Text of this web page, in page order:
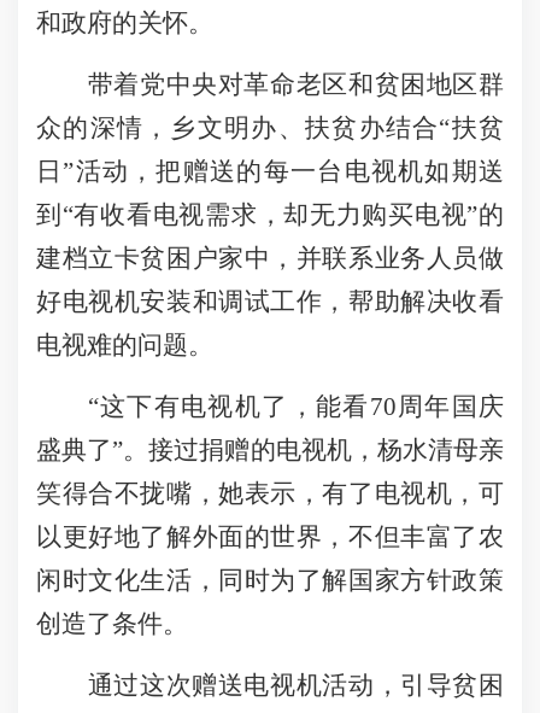
和政府的关怀。
带着党中央对革命老区和贫困地区群
众的深情，乡文明办、扶贫办结合“扶贫
日”活动，把赠送的每一台电视机如期送
到“有收看电视需求，却无力购买电视”的
建档立卡贫困户家中，并联系业务人员做
好电视机安装和调试工作，帮助解决收看
电视难的问题。
“这下有电视机了，能看70周年国庆
盛典了”。接过捐赠的电视机，杨水清母亲
笑得合不拢嘴，她表示，有了电视机，可
以更好地了解外面的世界，不但丰富了农
闲时文化生活，同时为了解国家方针政策
创造了条件。
通过这次赠送电视机活动，引导贫困